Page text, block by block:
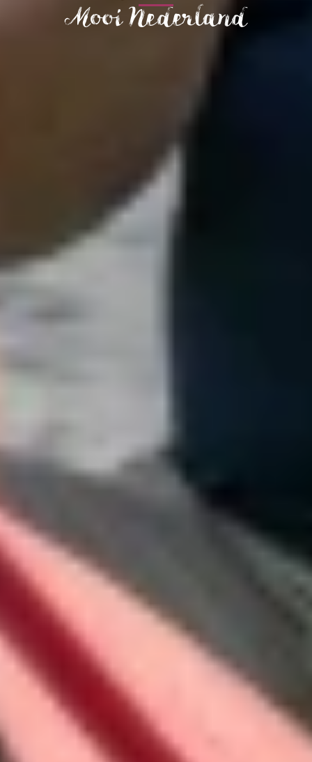
Mooi Nederland